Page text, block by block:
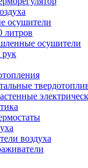
осушители
литров
осушители
воздуха